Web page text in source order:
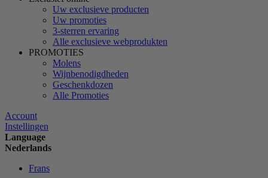
Uw exclusieve producten
Uw promoties
3-sterren ervaring
Alle exclusieve webprodukten
PROMOTIES
Molens
Wijnbenodigdheden
Geschenkdozen
Alle Promoties
Account
Instellingen
Language
Nederlands
Frans